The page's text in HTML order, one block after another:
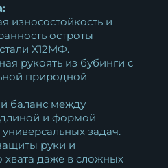
износостойкость и
остроты
Х12МФ.
рукоять из бубинги с
природной
баланс между
и формой
задач.
руки и
хвата даже в сложных